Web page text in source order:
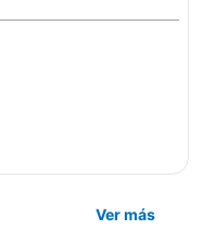
Ver más